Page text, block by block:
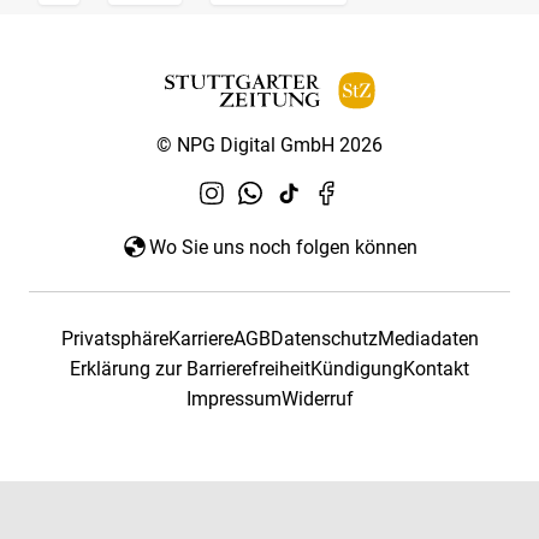
© NPG Digital GmbH 2026
Wo Sie uns noch folgen können
PrivatsphäreKarriereAGBDatenschutzMediadaten
Erklärung zur BarrierefreiheitKündigungKontakt
ImpressumWiderruf